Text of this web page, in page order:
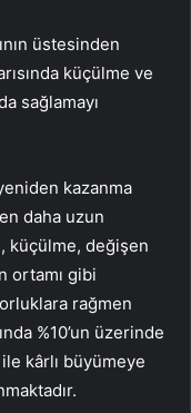
üstesinden
küçülme ve
sağlamayı
kazanma
daha uzun
küçülme, değişen
ortamı gibi
rağmen
%10’un üzerinde
kârlı büyümeye